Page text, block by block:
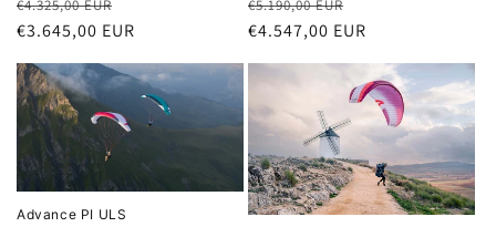
Preis
€4.325,00 EUR
€3.645,00 EUR
Preis
€5.190,00 EUR
€4.547,00 EUR
Advance PI ULS